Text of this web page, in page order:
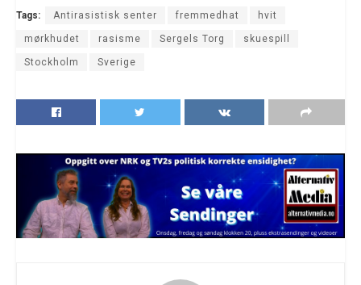
Tags: Antirasistisk senter fremmedhat hvit
mørkhudet rasisme Sergels Torg skuespill
Stockholm Sverige